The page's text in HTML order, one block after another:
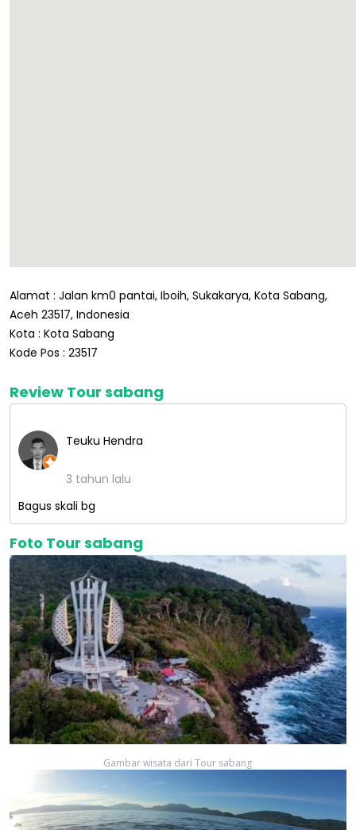
Alamat : Jalan km0 pantai, Iboih, Sukakarya, Kota Sabang,
Aceh 23517, Indonesia
Kota : Kota Sabang
Kode Pos : 23517
Review Tour sabang
Teuku Hendra
3 tahun lalu
Bagus skali bg
Foto Tour sabang
Gambar wisata dari Tour sabang